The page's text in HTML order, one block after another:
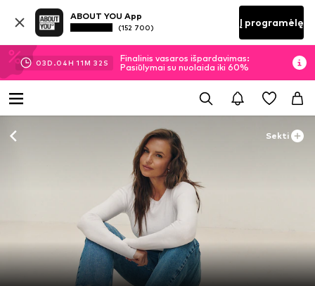
ABOUT YOU App
(152 700) Į programėlę
03D.04H 11M 31 S
Finalinis vasaros išpardavimas:
Pasiūlymai su nuolaida iki 60%
Sekti